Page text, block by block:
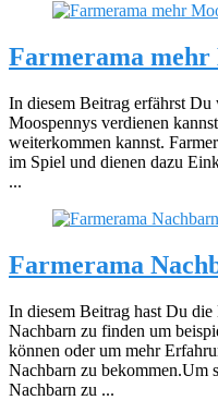
Farmerama mehr
In diesem Beitrag erfährst
Moospennys verdienen
weiterkommen kannst.
im Spiel und dienen dazu
...
Farmerama
In diesem Beitrag hast Du
Nachbarn zu finden um
können oder um mehr
Nachbarn zu bekommen.Um
Nachbarn zu ...